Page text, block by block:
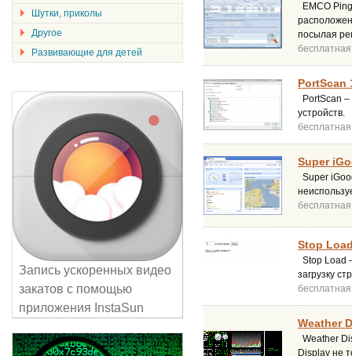
EMCO
посылая
бесплатная
PortScan
PortScan
устройств.
бесплатная
Super
Super
бесплатная
Stop
Stop Load
загрузку
бесплатная
Weather
Weather
Display не
Шутки, приколы
Другое
Развивающие для детей
Запись ускоренных видео
закатов с помощью
приложения InstaSun